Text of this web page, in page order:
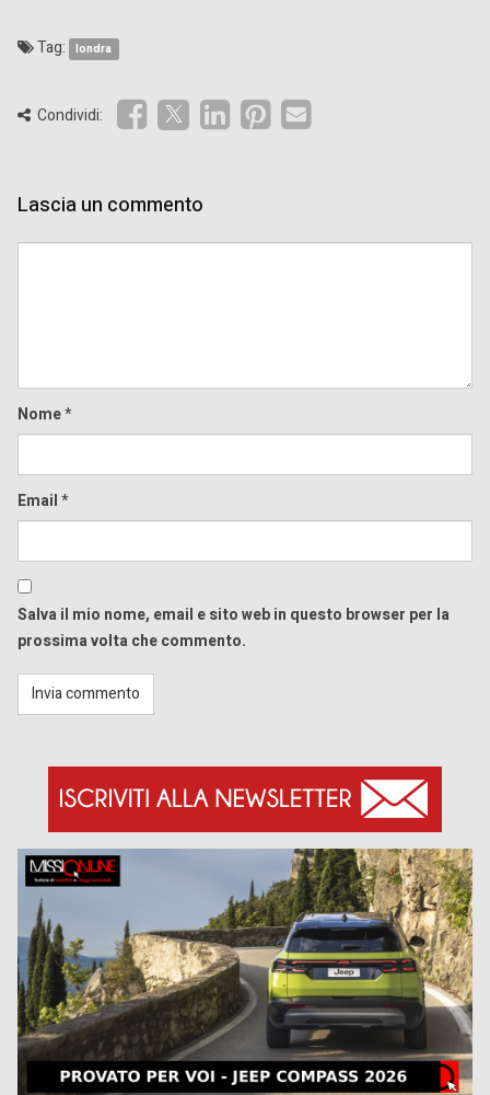
Tag: londra
Condividi:
Lascia un commento
Nome*
Email*
Salva il mio nome, email e sito web in questo browser per la
prossima volta che commento.